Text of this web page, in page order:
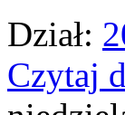
Dział:
Czytaj